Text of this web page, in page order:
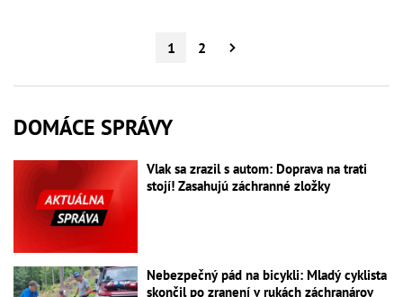
1 2
DOMÁCE SPRÁVY
Vlak sa zrazil s autom: Doprava na trati
stojí! Zasahujú záchranné zložky
Nebezpečný pád na bicykli: Mladý cyklista
skončil po zranení v rukách záchranárov